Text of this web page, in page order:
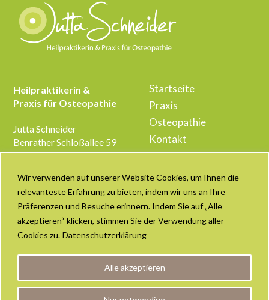
Wir verwenden auf unserer Website Cookies, um Ihnen die
relevanteste Erfahrung zu bieten, indem wir uns an Ihre
Präferenzen und Besuche erinnern. Indem Sie auf „Alle
akzeptieren“ klicken, stimmen Sie der Verwendung aller
Cookies zu. Datenschutzerklärung
Alle akzeptieren
Heilpraktikerin &
Praxis für Osteopathie
Jutta Schneider
Benrather Schloßallee 59
40597 Düsseldorf
Telefon: +49 (211) 176
395 03
E-Mail: info@praxis-
juttaschneider.de
Startseite
Praxis
Osteopathie
Kontakt
Impressum
Datenschutzerklärung
Haftungsausschluss